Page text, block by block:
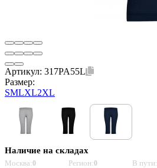
Артикул: 317PA55L
Размер:
SMLXL2XL
Наличие на складах
Москва:0 Регион:0 В пути: